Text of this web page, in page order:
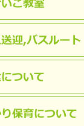
ルート